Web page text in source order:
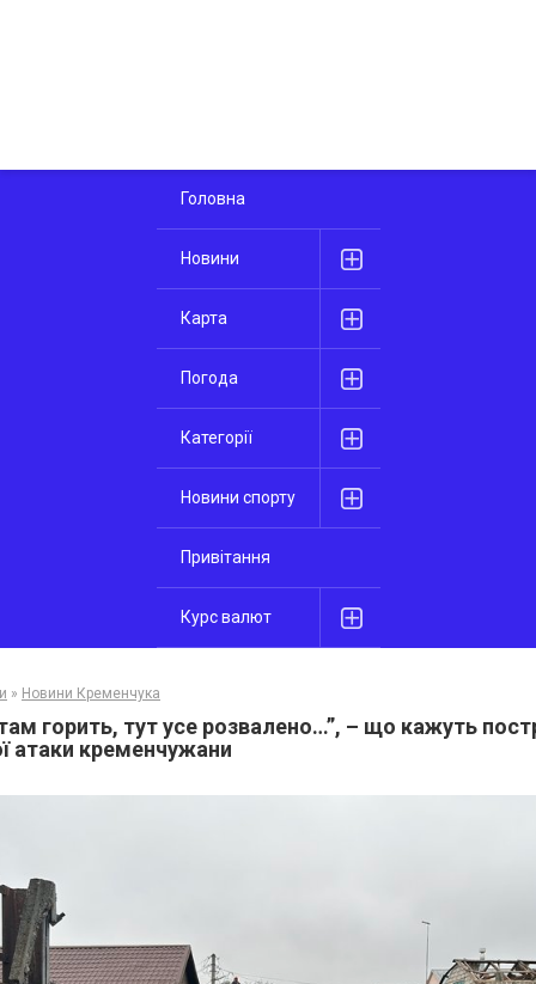
Головна
Новини
Карта
Погода
Категорії
Новини спорту
Привітання
Курс валют
» Новини Кременчука
горить, тут усе розвалено…”, – що кажуть
атаки кременчужани